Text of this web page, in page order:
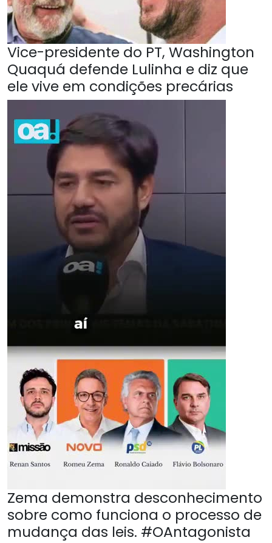
Vice-presidente do PT, Washington
Quaquá defende Lulinha e diz que
ele vive em condições precárias
Zema demonstra desconhecimento
sobre como funciona o processo de
mudança das leis. #OAntagonista